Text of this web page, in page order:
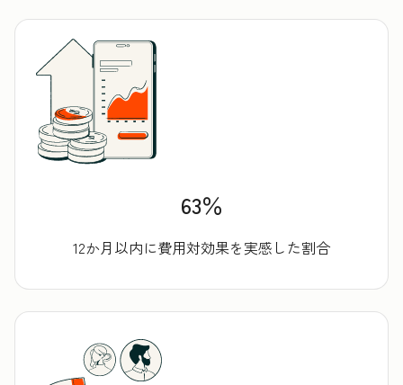
63％
12か月以内に費用対効果を実感した割合